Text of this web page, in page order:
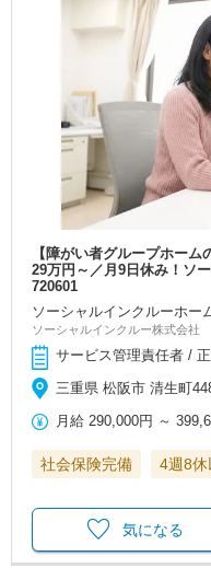
【障がい者グループホー
29万円～／月9日休み！ソ
720601
ソーシャルインクルーホー
ソーシャルインクルー株式会社
サービス管理責任者 /
三重県 松阪市 清生町
月給 290,000円 ～
社会保険完備 4週8休
気になる